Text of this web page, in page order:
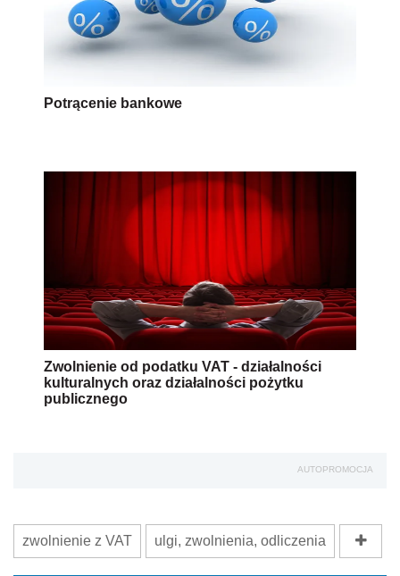
Potrącenie bankowe
Zwolnienie od podatku VAT - działalności
kulturalnych oraz działalności pożytku
publicznego
AUTOPROMOCJA
zwolnienie z VAT ulgi, zwolnienia, odliczenia